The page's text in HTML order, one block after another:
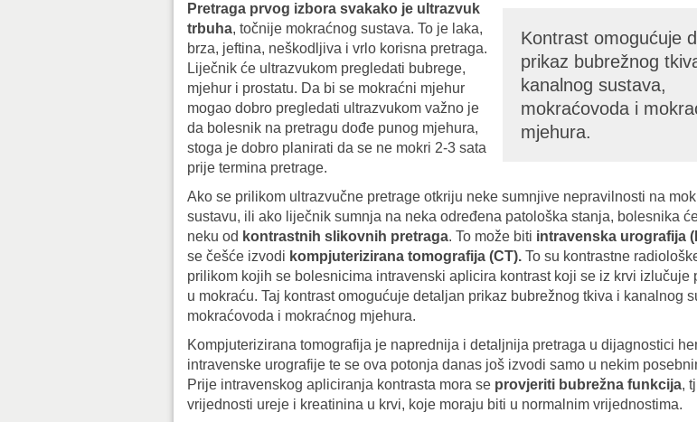
Kontrast omogućuje
prikaz bubrežnog
kanalnog sustava,
mokraćovoda i
mjehura.
Pretraga prvog izbora svakako je ultrazvuk
trbuha, točnije mokraćnog sustava. To je laka,
brza, jeftina, neškodljiva i vrlo korisna pretraga.
Liječnik će ultrazvukom pregledati bubrege,
mjehur i prostatu. Da bi se mokraćni mjehur
mogao dobro pregledati ultrazvukom važno je
da bolesnik na pretragu dođe punog mjehura,
stoga je dobro planirati da se ne mokri 2-3 sata
prije termina pretrage.
Ako se prilikom ultrazvučne pretrage otkriju neke sumnjive nepravilnosti na
sustavu, ili ako liječnik sumnja na neka određena patološka stanja, bolesnika
neku od kontrastnih slikovnih pretraga. To može biti intravenska urografija
se češće izvodi kompjuterizirana tomografija (CT). To su kontrastne
prilikom kojih se bolesnicima intravenski aplicira kontrast koji se iz krvi izlučuje
u mokraću. Taj kontrast omogućuje detaljan prikaz bubrežnog tkiva i kanalnog
mokraćovoda i mokraćnog mjehura.
Kompjuterizirana tomografija je naprednija i detaljnija pretraga u dijagnostici
intravenske urografije te se ova potonja danas još izvodi samo u nekim
Prije intravenskog apliciranja kontrasta mora se provjeriti bubrežna funkcija,
vrijednosti ureje i kreatinina u krvi, koje moraju biti u normalnim vrijednostima.